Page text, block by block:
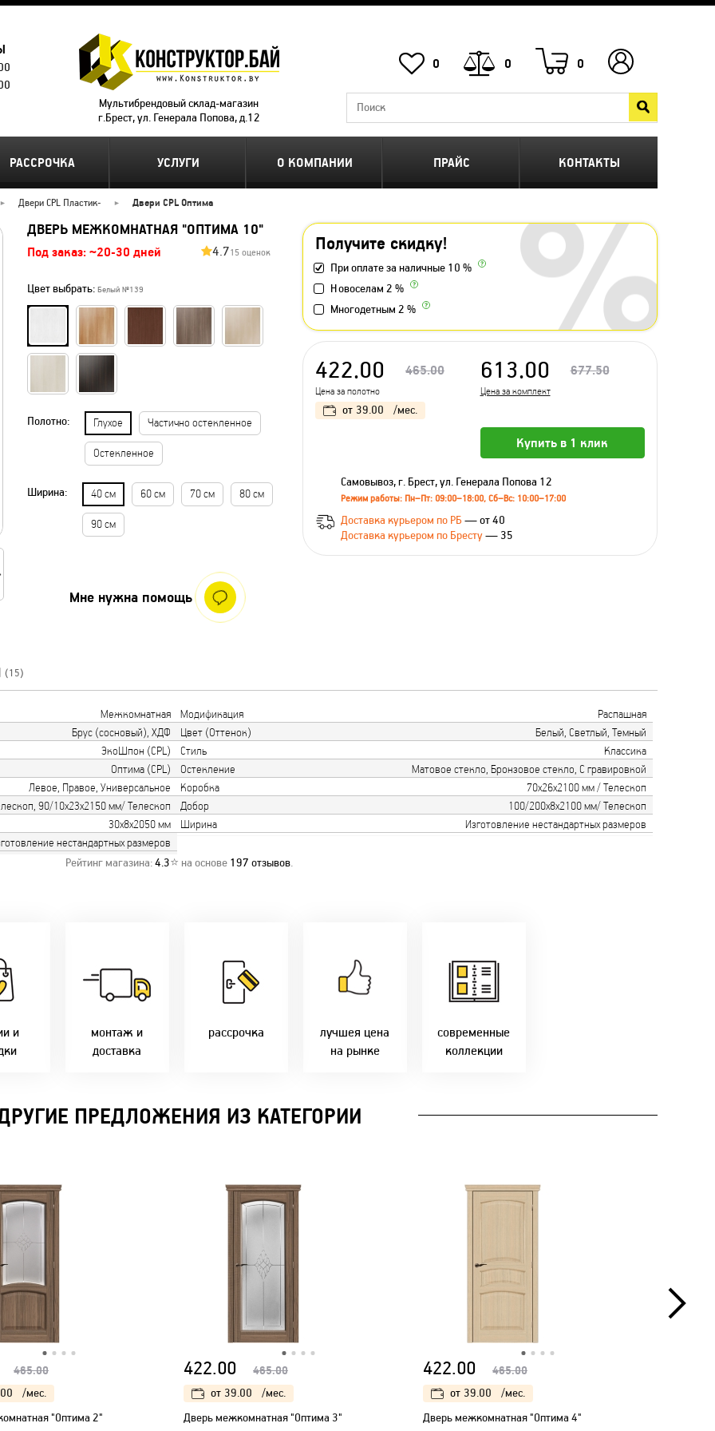
Мультибрендовый склад-магазин
г.Брест, ул. Генерала Попова, д.12
0 0 0
РАССРОЧКА УСЛУГИ О КОМПАНИИ ПРАЙС КОНТАКТЫ
Двери CPL Пластик- Двери CPL Оптима
ДВЕРЬ МЕЖКОМНАТНАЯ "ОПТИМА 10"
Под заказ: ~20-30 дней 4.715 оценок
Цвет выбрать: Белый №139
Полотно: Глухое Частично остекленное
Остекленное
Ширина: 40 см 60 см 70 см 80 см
90 см
Получите скидку!
При оплате за наличные 10 %
Новоселам 2 %
Многодетным 2 %
Мне нужна помощь
422.00 465.00
Цена за полотно
613.00 677.50
Цена за комплект
от 39.00 /мес.
Купить в 1 клик
Самовывоз, г. Брест, ул. Генерала Попова 12
Режим работы: Пн–Пт: 09:00–18:00, Сб–Вс: 10:00–17:00
Доставка курьером по РБ — от 40
Доставка курьером по Бресту— 35
(15)
Межкомнатная Модификация
Распашная
Брус (сосновый), ХДФ Цвет (Оттенок)
Белый, Светлый, Темный
ЭкоШпон (CPL) Стиль
Классика
Оптима (CPL) Остекление
Матовое стекло, Бронзовое стекло, С гравировкой
Левое, Правое, Универсальное Коробка
70х26х2100 мм / Телескоп
90/10х23х2150 мм/ Телескоп Добор
100/200х8х2100 мм/ Телескоп
30х8х2050 мм Ширина
Изготовление нестандартных размеров
нестандартных размеров
Рейтинг магазина:4.3⭐ на основе 197 отзывов.
и
- 2%
-
- 10%
монтаж и
доставка
Качественный
монтаж дверей,
окон и мебели.
Беларуси.
В удобное для Вас
рассрочка
2-36 мес
Магнит-5 мес.
Смарт - 4 мес.
FUN - 4 мес.
лучшея цена
на рынке
фабрики!
Предлагаем
только лучшие
современные
коллекции
самыми
современным
стилями и
решениями!
ПРЕДЛОЖЕНИЯ ИЗ КАТЕГОРИИ
465.00
/мес.
"Оптима 2"
422.00 465.00
от 39.00
/мес.
Дверь межкомнатная "Оптима 3"
422.00 465.00
от 39.00
/мес.
Дверь межкомнатная "Оптима 4"